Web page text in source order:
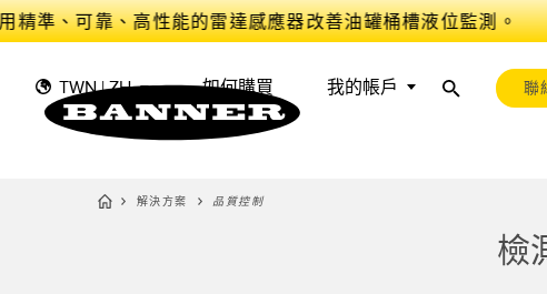
精準、可靠、高性能的雷達感應器改善油罐桶槽液位監測。
TWN | ZH 如何購買 我的帳戶 聯
感
工
解決方案 品質控制
檢